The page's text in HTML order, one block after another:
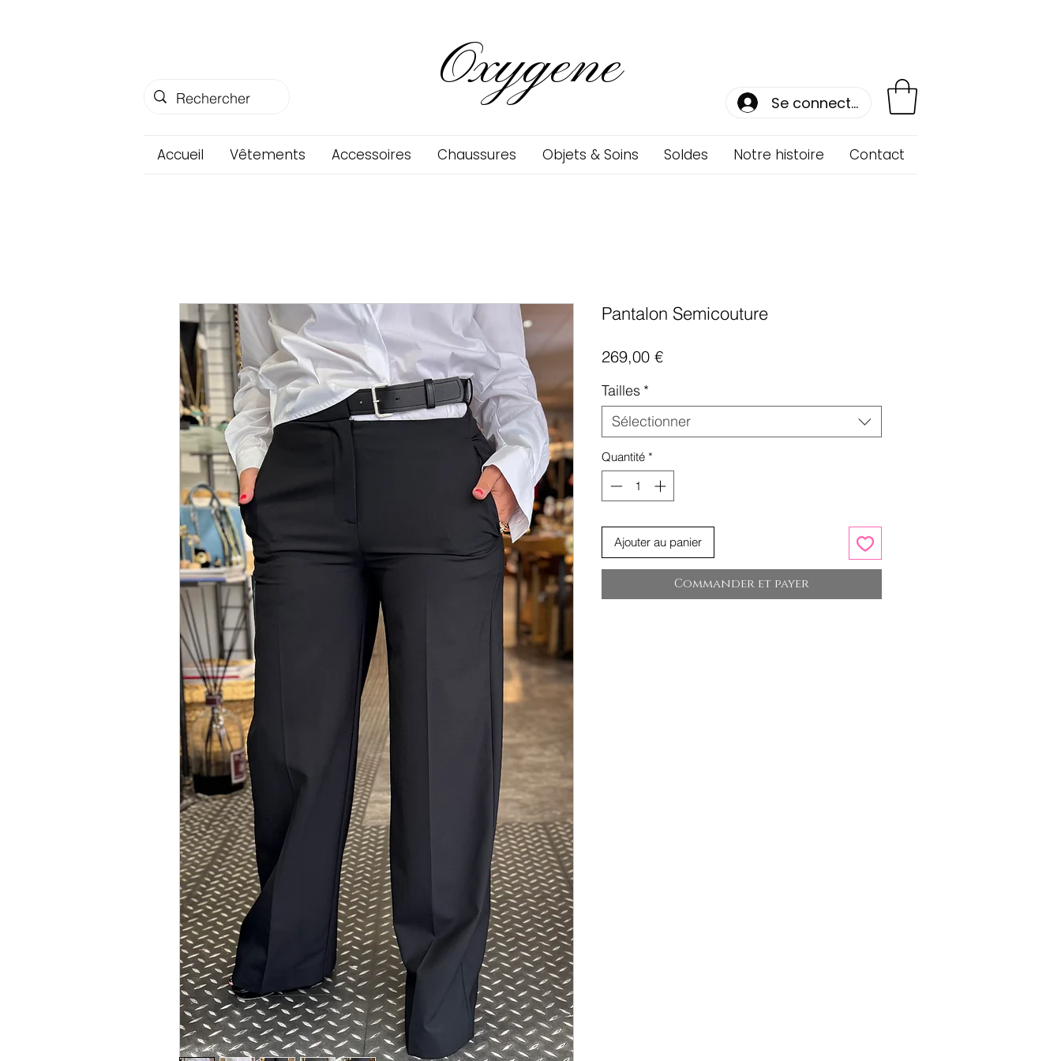
Oxygene Se connecter
Accueil Vêtements Accessoires Chaussures Objets & Soins Soldes Notre histoire Contact
Pantalon Semicouture
269,00 €Prix
Tailles *
Sélectionner
Quantité *
Ajouter au panier
Commander et payer